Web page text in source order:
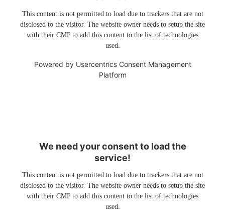
This content is not permitted to load due to trackers that are not
disclosed to the visitor. The website owner needs to setup the site
with their CMP to add this content to the list of technologies
used.
Powered by Usercentrics Consent Management
Platform
We need your consent to load the
service!
This content is not permitted to load due to trackers that are not
disclosed to the visitor. The website owner needs to setup the site
with their CMP to add this content to the list of technologies
used.